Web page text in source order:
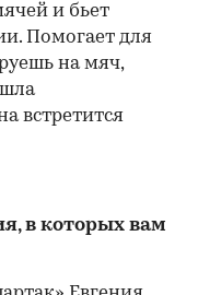
и бьет
Помогает для
на мяч,
встретится
в которых вам